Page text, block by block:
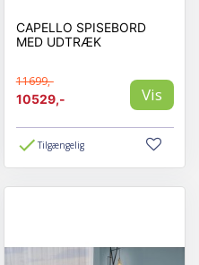
CAPELLO SPISEBORD
MED UDTRÆK
11699,-
10529,-
Vis
Tilgængelig